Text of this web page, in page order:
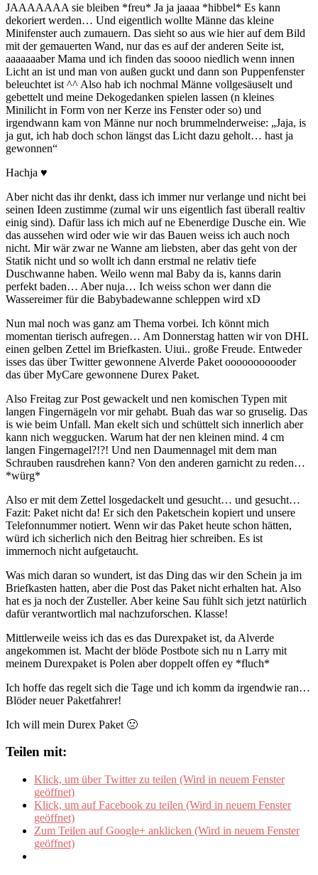
JAAAAAAA sie bleiben *freu* Ja ja jaaaa *hibbel* Es kann
dekoriert werden… Und eigentlich wollte Männe das kleine
Minifenster auch zumauern. Das sieht so aus wie hier auf dem Bild
mit der gemauerten Wand, nur das es auf der anderen Seite ist,
aaaaaaaber Mama und ich finden das soooo niedlich wenn innen
Licht an ist und man von außen guckt und dann son Puppenfenster
beleuchtet ist ^^ Also hab ich nochmal Männe vollgesäuselt und
gebettelt und meine Dekogedanken spielen lassen (n kleines
Minilicht in Form von ner Kerze ins Fenster oder so) und
irgendwann kam von Männe nur noch brummelnderweise: „Jaja, is
ja gut, ich hab doch schon längst das Licht dazu geholt… hast ja
gewonnen“
Hachja ♥
Aber nicht das ihr denkt, dass ich immer nur verlange und nicht bei
seinen Ideen zustimme (zumal wir uns eigentlich fast überall realtiv
einig sind). Dafür lass ich mich auf ne Ebenerdige Dusche ein. Wie
das aussehen wird oder wie wir das Bauen weiss ich auch noch
nicht. Mir wär zwar ne Wanne am liebsten, aber das geht von der
Statik nicht und so wollt ich dann erstmal ne relativ tiefe
Duschwanne haben. Weilo wenn mal Baby da is, kanns darin
perfekt baden… Aber nuja… Ich weiss schon wer dann die
Wassereimer für die Babybadewanne schleppen wird xD
Nun mal noch was ganz am Thema vorbei. Ich könnt mich
momentan tierisch aufregen… Am Donnerstag hatten wir von DHL
einen gelben Zettel im Briefkasten. Uiui.. große Freude. Entweder
isses das über Twitter gewonnene Alverde Paket ooooooooooder
das über MyCare gewonnene Durex Paket.
Also Freitag zur Post gewackelt und nen komischen Typen mit
langen Fingernägeln vor mir gehabt. Buah das war so gruselig. Das
is wie beim Unfall. Man ekelt sich und schüttelt sich innerlich aber
kann nich weggucken. Warum hat der nen kleinen mind. 4 cm
langen Fingernagel?!?! Und nen Daumennagel mit dem man
Schrauben rausdrehen kann? Von den anderen garnicht zu reden…
*würg*
Also er mit dem Zettel losgedackelt und gesucht… und gesucht…
Fazit: Paket nicht da! Er sich den Paketschein kopiert und unsere
Telefonnummer notiert. Wenn wir das Paket heute schon hätten,
würd ich sicherlich nich den Beitrag hier schreiben. Es ist
immernoch nicht aufgetaucht.
Was mich daran so wundert, ist das Ding das wir den Schein ja im
Briefkasten hatten, aber die Post das Paket nicht erhalten hat. Also
hat es ja noch der Zusteller. Aber keine Sau fühlt sich jetzt natürlich
dafür verantwortlich mal nachzuforschen. Klasse!
Mittlerweile weiss ich das es das Durexpaket ist, da Alverde
angekommen ist. Macht der blöde Postbote sich nu n Larry mit
meinem Durexpaket is Polen aber doppelt offen ey *fluch*
Ich hoffe das regelt sich die Tage und ich komm da irgendwie ran…
Blöder neuer Paketfahrer!
Ich will mein Durex Paket 🙁
Teilen mit:
Klick, um über Twitter zu teilen (Wird in neuem Fenster
geöffnet)
Klick, um auf Facebook zu teilen (Wird in neuem Fenster
geöffnet)
Zum Teilen auf Google+ anklicken (Wird in neuem Fenster
geöffnet)